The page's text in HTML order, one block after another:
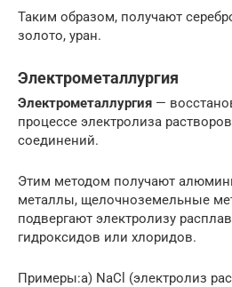
Таким образом, получают
золото, уран.
Электрометаллургия
Электрометаллургия —
процессе электролиза
соединений.
Этим методом получают
металлы, щелочноземельные
подвергают электролизу
гидроксидов или хлоридов.
Примеры:а) NaCl (электролиз